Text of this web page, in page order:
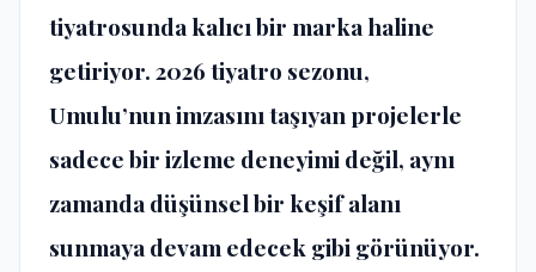
tiyatrosunda kalıcı bir marka haline
getiriyor. 2026 tiyatro sezonu,
Umulu’nun imzasını taşıyan projelerle
sadece bir izleme deneyimi değil, aynı
zamanda düşünsel bir keşif alanı
sunmaya devam edecek gibi görünüyor.